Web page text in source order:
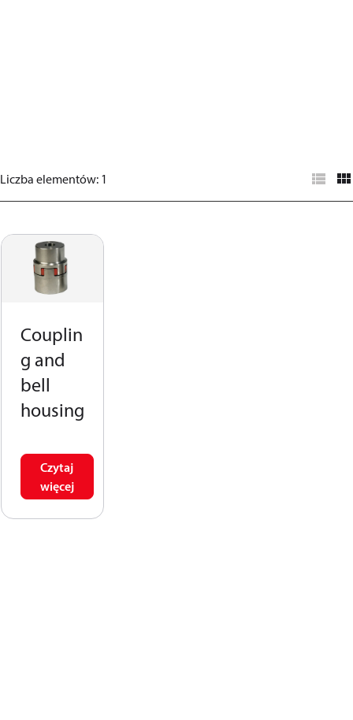
Liczba elementów: 1
Couplin
g and
bell
housing
Czytaj
więcej